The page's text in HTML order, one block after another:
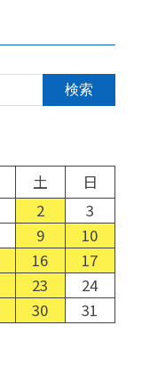
土
日
2
3
9
10
16
17
23
24
30 31